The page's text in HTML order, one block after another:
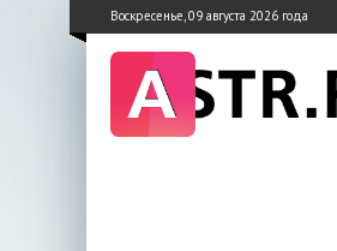
Воскресенье, 09 августа 2026 года